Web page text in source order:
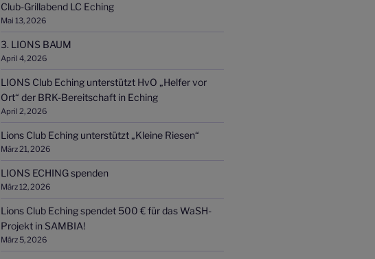
Club-Grillabend LC Eching
Mai 13, 2026
3. LIONS BAUM
April 4, 2026
LIONS Club Eching unterstützt HvO „Helfer vor
Ort“ der BRK-Bereitschaft in Eching
April 2, 2026
Lions Club Eching unterstützt „Kleine Riesen“
März 21, 2026
LIONS ECHING spenden
März 12, 2026
Lions Club Eching spendet 500 € für das WaSH-
Projekt in SAMBIA!
März 5, 2026